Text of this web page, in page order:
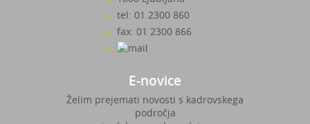
tel: 01 2300 860
fax: 01 2300 866
E-novice
Želim prejemati novosti s kadrovskega
področja